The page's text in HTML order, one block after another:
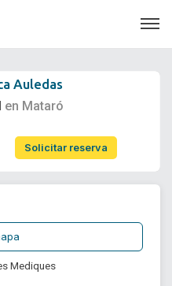
Auledas
en Mataró
Solicitar reserva
Mediques